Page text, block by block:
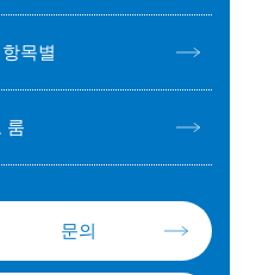
목별
룸
문의